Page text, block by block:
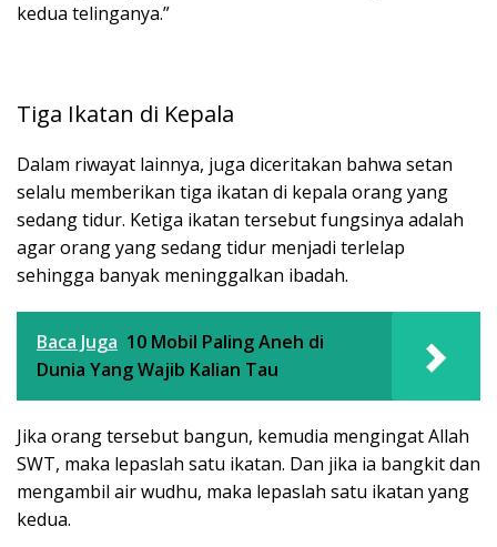
kedua telinganya.”
Tiga Ikatan di Kepala
Dalam riwayat lainnya, juga diceritakan bahwa setan
selalu memberikan tiga ikatan di kepala orang yang
sedang tidur. Ketiga ikatan tersebut fungsinya adalah
agar orang yang sedang tidur menjadi terlelap
sehingga banyak meninggalkan ibadah.
Baca Juga 10 Mobil Paling Aneh di
Dunia Yang Wajib Kalian Tau
Jika orang tersebut bangun, kemudia mengingat Allah
SWT, maka lepaslah satu ikatan. Dan jika ia bangkit dan
mengambil air wudhu, maka lepaslah satu ikatan yang
kedua.